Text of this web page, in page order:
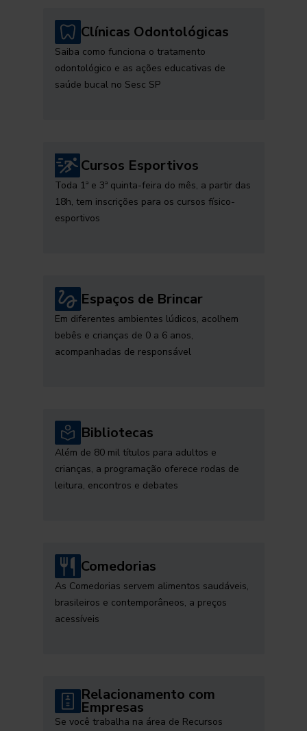
Clínicas Odontológicas
Saiba como funciona o tratamento
odontológico e as ações educativas de
saúde bucal no Sesc SP
Cursos Esportivos
Toda 1ª e 3ª quinta-feira do mês, a partir das
18h, tem inscrições para os cursos físico-
esportivos
Espaços de Brincar
Em diferentes ambientes lúdicos, acolhem
bebês e crianças de 0 a 6 anos,
acompanhadas de responsável
Bibliotecas
Além de 80 mil títulos para adultos e
crianças, a programação oferece rodas de
leitura, encontros e debates
Comedorias
As Comedorias servem alimentos saudáveis,
brasileiros e contemporâneos, a preços
acessíveis
Relacionamento com
Empresas
Se você trabalha na área de Recursos